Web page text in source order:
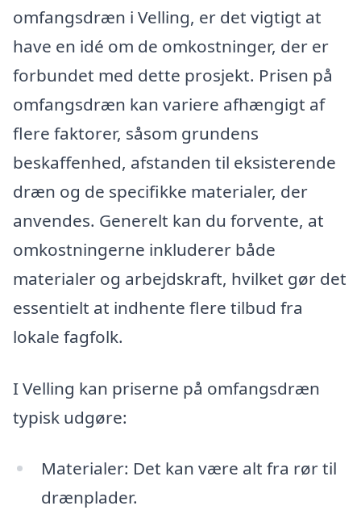
omfangsdræn i Velling, er det vigtigt at
have en idé om de omkostninger, der er
forbundet med dette prosjekt. Prisen på
omfangsdræn kan variere afhængigt af
flere faktorer, såsom grundens
beskaffenhed, afstanden til eksisterende
dræn og de specifikke materialer, der
anvendes. Generelt kan du forvente, at
omkostningerne inkluderer både
materialer og arbejdskraft, hvilket gør det
essentielt at indhente flere tilbud fra
lokale fagfolk.
I Velling kan priserne på omfangsdræn
typisk udgøre:
Materialer: Det kan være alt fra rør til
drænplader.